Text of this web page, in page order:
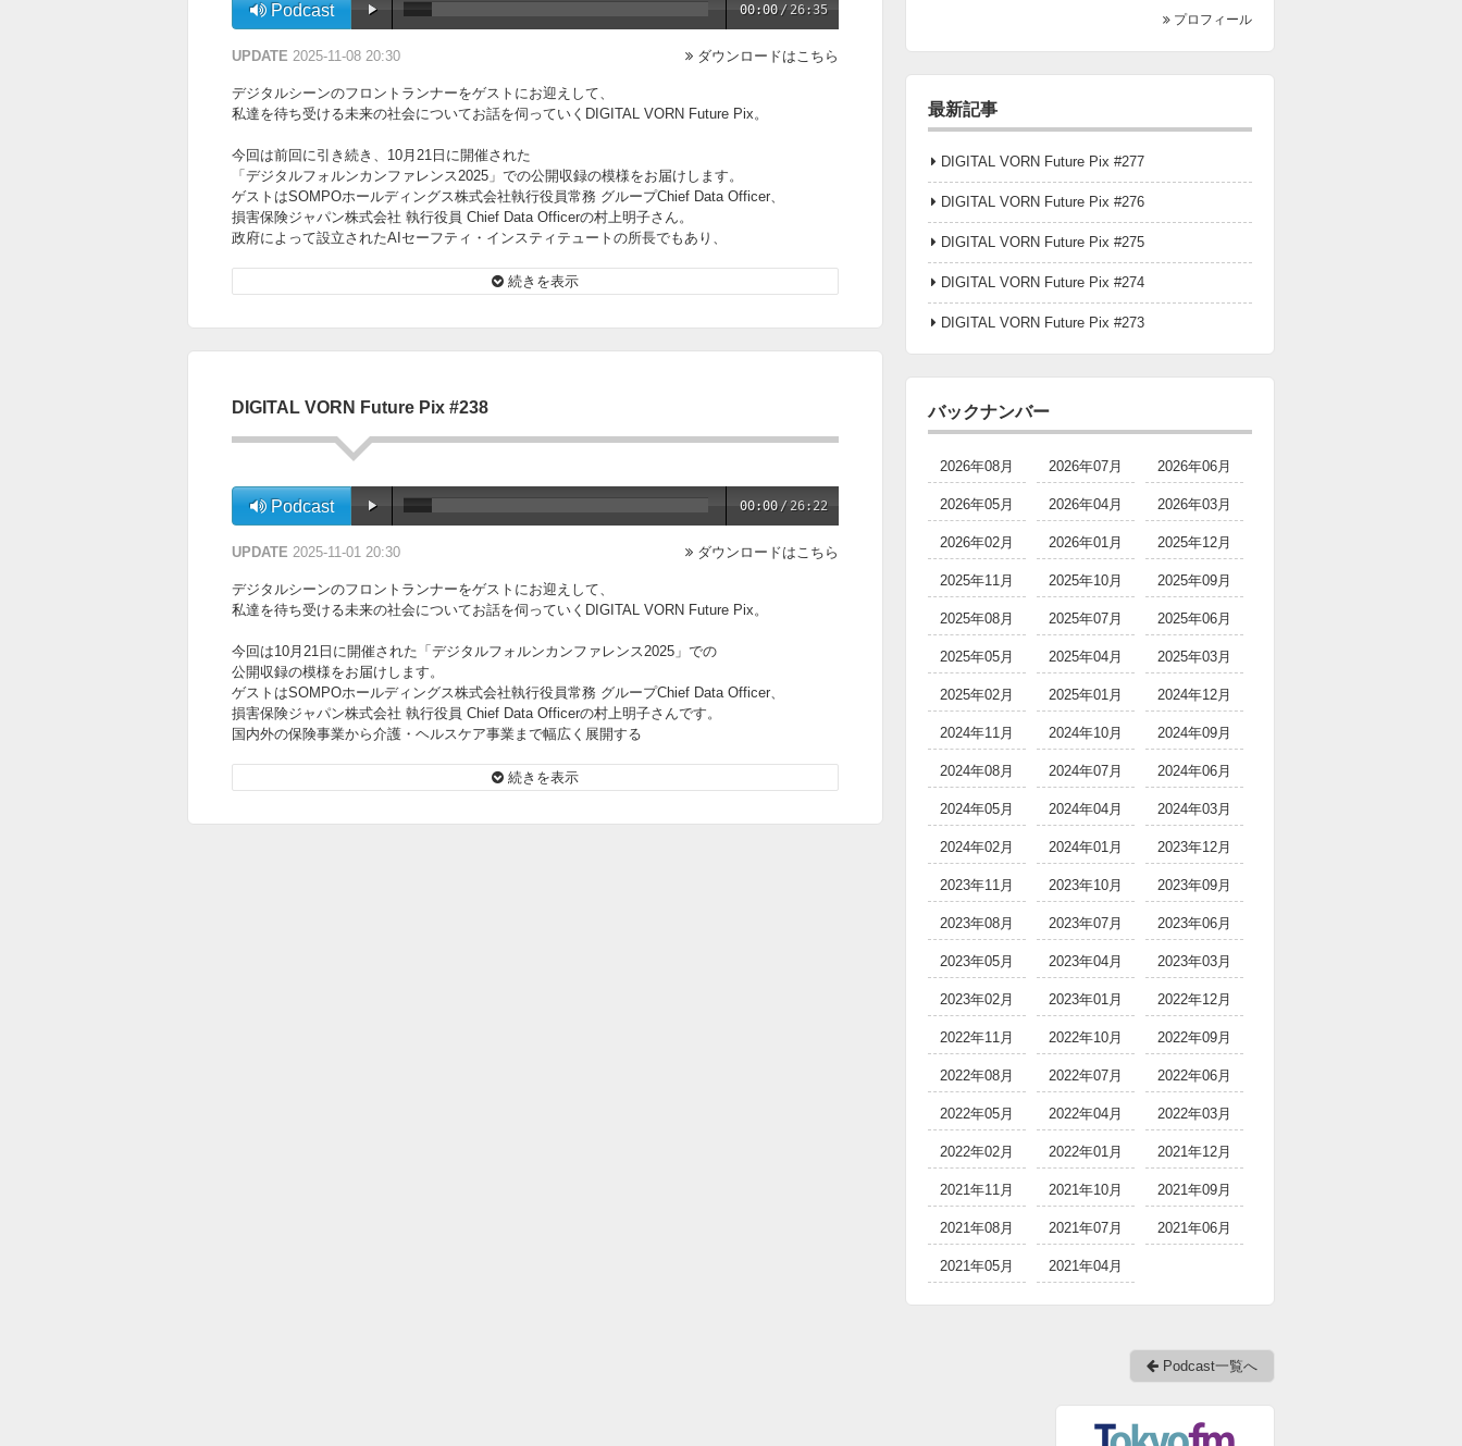
Podcast 00:00 / 26:35
ダウンロードはこちら
UPDATE 2025-11-08 20:30
デジタルシーンのフロントランナーをゲストにお迎えして、
私達を待ち受ける未来の社会についてお話を伺っていくDIGITAL VORN Future Pix。
今回は前回に引き続き、10月21日に開催された
「デジタルフォルンカンファレンス2025」での公開収録の模様をお届けします。
ゲストはSOMPOホールディングス株式会社執行役員常務 グループChief Data Officer、
損害保険ジャパン株式会社 執行役員 Chief Data Officerの村上明子さん。
政府によって設立されたAIセーフティ・インスティテュートの所長でもあり、
近未来のAIとの働き方や暮らし方、そして安全性などをお伺いしました。
続きを表示
DIGITAL VORN Future Pix #238
Podcast 00:00 / 26:22
ダウンロードはこちら
UPDATE 2025-11-01 20:30
デジタルシーンのフロントランナーをゲストにお迎えして、
私達を待ち受ける未来の社会についてお話を伺っていくDIGITAL VORN Future Pix。
今回は10月21日に開催された「デジタルフォルンカンファレンス2025」での
公開収録の模様をお届けします。
ゲストはSOMPOホールディングス株式会社執行役員常務 グループChief Data Officer、
損害保険ジャパン株式会社 執行役員 Chief Data Officerの村上明子さんです。
国内外の保険事業から介護・ヘルスケア事業まで幅広く展開する
続きを表示
プロフィール
最新記事
DIGITAL VORN Future Pix #277
DIGITAL VORN Future Pix #276
DIGITAL VORN Future Pix #275
DIGITAL VORN Future Pix #274
DIGITAL VORN Future Pix #273
バックナンバー
2026年08月 2026年07月 2026年06月
2026年05月 2026年04月 2026年03月
2026年02月 2026年01月 2025年12月
2025年11月 2025年10月 2025年09月
2025年08月 2025年07月 2025年06月
2025年05月 2025年04月 2025年03月
2025年02月 2025年01月 2024年12月
2024年11月 2024年10月 2024年09月
2024年08月 2024年07月 2024年06月
2024年05月 2024年04月 2024年03月
2024年02月 2024年01月 2023年12月
2023年11月 2023年10月 2023年09月
2023年08月 2023年07月 2023年06月
2023年05月 2023年04月 2023年03月
2023年02月 2023年01月 2022年12月
2022年11月 2022年10月 2022年09月
2022年08月 2022年07月 2022年06月
2022年05月 2022年04月 2022年03月
2022年02月 2022年01月 2021年12月
2021年11月 2021年10月 2021年09月
2021年08月 2021年07月 2021年06月
2021年05月 2021年04月
Podcast一覧へ